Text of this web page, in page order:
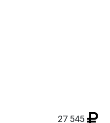
27 545